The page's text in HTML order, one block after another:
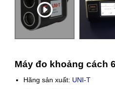
Máy đo khoảng cách
Hãng sản xuất: UNI-T